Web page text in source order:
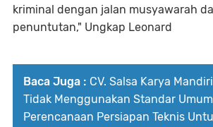
kriminal dengan jalan musyawarah
penuntutan," Ungkap Leonard
Baca Juga : CV. Salsa Karya
Tidak Menggunakan Standar
Perencanaan Persiapan Teknis